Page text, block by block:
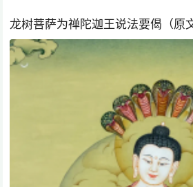
龙树菩萨为禅陀迦王说法要偈（原